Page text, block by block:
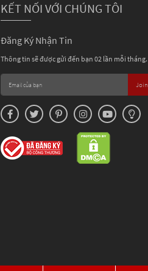
KẾT NỐI VỚI CHÚNG TÔI
Đăng Ký Nhận Tin
Thông tin sẽ được gửi đến bạn 02 lần mỗi tháng.
Join